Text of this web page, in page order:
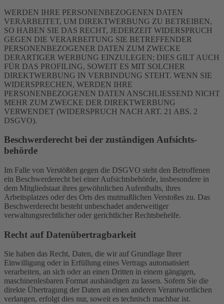
WERDEN IHRE PERSONENBEZOGENEN DATEN
VERARBEITET, UM DIREKTWERBUNG ZU BETREIBEN,
SO HABEN SIE DAS RECHT, JEDERZEIT WIDERSPRUCH
GEGEN DIE VERARBEITUNG SIE BETREFFENDER
PERSONENBEZOGENER DATEN ZUM ZWECKE
DERARTIGER WERBUNG EINZULEGEN; DIES GILT AUCH
FÜR DAS PROFILING, SOWEIT ES MIT SOLCHER
DIREKTWERBUNG IN VERBINDUNG STEHT. WENN SIE
WIDERSPRECHEN, WERDEN IHRE
PERSONENBEZOGENEN DATEN ANSCHLIESSEND NICHT
MEHR ZUM ZWECKE DER DIREKTWERBUNG
VERWENDET (WIDERSPRUCH NACH ART. 21 ABS. 2
DSGVO).
Beschwerde­recht bei der zuständigen Aufsichts­
behörde
Im Falle von Verstößen gegen die DSGVO steht den Betroffenen
ein Beschwerderecht bei einer Aufsichtsbehörde, insbesondere in
dem Mitgliedstaat ihres gewöhnlichen Aufenthalts, ihres
Arbeitsplatzes oder des Orts des mutmaßlichen Verstoßes zu. Das
Beschwerderecht besteht unbeschadet anderweitiger
verwaltungsrechtlicher oder gerichtlicher Rechtsbehelfe.
Recht auf Daten­übertrag­barkeit
Sie haben das Recht, Daten, die wir auf Grundlage Ihrer
Einwilligung oder in Erfüllung eines Vertrags automatisiert
verarbeiten, an sich oder an einen Dritten in einem gängigen,
maschinenlesbaren Format aushändigen zu lassen. Sofern Sie die
direkte Übertragung der Daten an einen anderen Verantwortlichen
verlangen, erfolgt dies nur, soweit es technisch machbar ist.